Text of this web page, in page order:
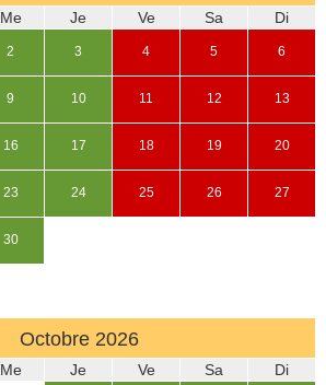
Me Je Ve Sa Di
2 3 4 5 6
9 10 11 12 13
16 17 18 19 20
23 24 25 26 27
30
Octobre 2026
Me Je Ve Sa Di